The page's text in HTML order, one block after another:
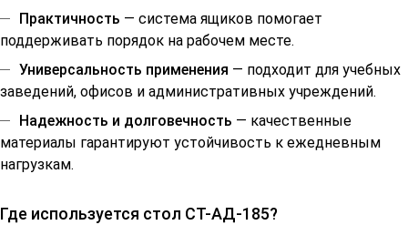
Практичность — система ящиков помогает
поддерживать порядок на рабочем месте.
Универсальность применения — подходит для учебных
заведений, офисов и административных учреждений.
Надежность и долговечность — качественные
материалы гарантируют устойчивость к ежедневным
нагрузкам.
Где используется стол СТ-АД-185?